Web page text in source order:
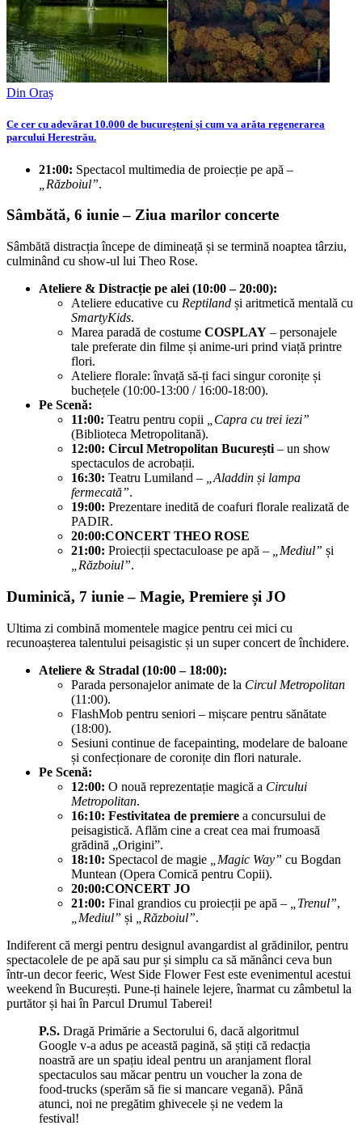
Din Oraș
Ce cer cu adevărat 10.000 de bucureșteni și cum va arăta regenerarea
parcului Herestrău.
21:00: Spectacol multimedia de proiecție pe apă –
„Războiul”.
Sâmbătă, 6 iunie – Ziua marilor concerte
Sâmbătă distracția începe de dimineață și se termină noaptea târziu,
culminând cu show-ul lui Theo Rose.
Ateliere & Distracție pe alei (10:00 – 20:00):
Ateliere educative cu Reptiland și aritmetică mentală cu
SmartyKids.
Marea paradă de costume COSPLAY – personajele
tale preferate din filme și anime-uri prind viață printre
flori.
Ateliere florale: învață să-ți faci singur coronițe și
buchețele (10:00-13:00 / 16:00-18:00).
Pe Scenă:
11:00: Teatru pentru copii
„Capra cu trei iezi”
(Biblioteca Metropolitană).
12:00: Circul Metropolitan București – un show
spectaculos de acrobații.
16:30: Teatru Lumiland –
„Aladdin și lampa
fermecată”.
19:00: Prezentare inedită de coafuri florale realizată de
PADIR.
20:00:CONCERT THEO ROSE
21:00: Proiecții spectaculoase pe apă – „Mediul” și
„Războiul”.
Duminică, 7 iunie – Magie, Premiere și JO
Ultima zi combină momentele magice pentru cei mici cu
recunoașterea talentului peisagistic și un super concert de închidere.
Ateliere & Stradal (10:00 – 18:00):
Parada personajelor animate de la Circul Metropolitan
(11:00).
FlashMob pentru seniori – mișcare pentru sănătate
(18:00).
Sesiuni continue de facepainting, modelare de baloane
și confecționare de coronițe din flori naturale.
Pe Scenă:
12:00: O nouă reprezentație magică a Circului
Metropolitan.
16:10: Festivitatea de premiere a concursului de
peisagistică. Aflăm cine a creat cea mai frumoasă
grădină „Origini”.
18:10: Spectacol de magie „Magic Way” cu Bogdan
Muntean (Opera Comică pentru Copii).
20:00:CONCERT JO
21:00: Final grandios cu proiecții pe apă – „Trenul”,
„Mediul” și „Războiul”.
Indiferent că mergi pentru designul avangardist al grădinilor, pentru
spectacolele de pe apă sau pur și simplu ca să mănânci ceva bun
într-un decor feeric, West Side Flower Fest este evenimentul acestui
weekend în București. Pune-ți hainele lejere, înarmat cu zâmbetul la
purtător și hai în Parcul Drumul Taberei!
P.S. Dragă Primărie a Sectorului 6, dacă algoritmul
Google v-a adus pe această pagină, să știți că redacția
noastră are un spațiu ideal pentru un aranjament floral
spectaculos sau măcar pentru un voucher la zona de
food-trucks (sperăm să fie si mancare vegană). Până
atunci, noi ne pregătim ghivecele și ne vedem la
festival!